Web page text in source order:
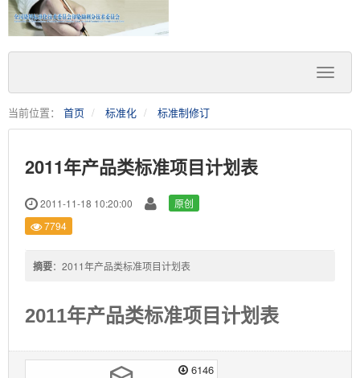
当前位置： 首页 标准化 标准制修订
2011年产品类标准项目计划表
2011-11-18 10:20:00
原创
7794
摘要：2011年产品类标准项目计划表
2011年产品类标准项目计划表
6146